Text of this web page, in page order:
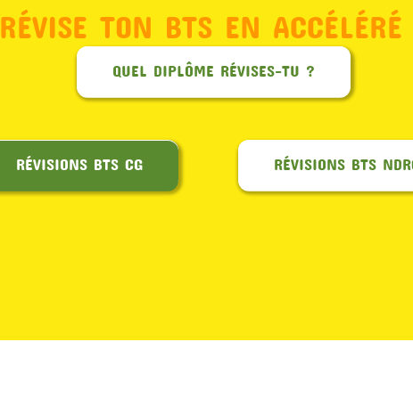
RÉVISE TON BTS EN
QUEL DIPLÔME RÉVISES-TU ?
RÉVISIONS BTS CG RÉVISIONS BTS